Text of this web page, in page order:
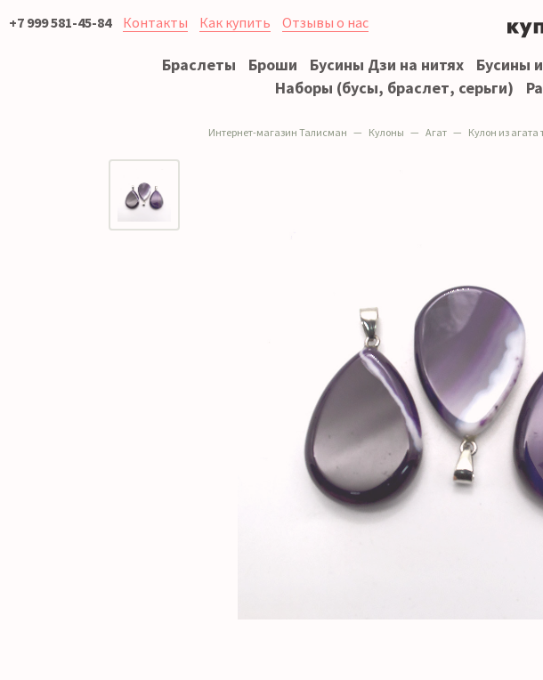
+7 999 581-45-84 Контакты Как купить Отзывы о нас
Браслеты Броши Бусины Дзи на нитях Бусины
Наборы (бусы, браслет, серьги)
Интернет-магазин Талисман Кулоны Агат Кулон из агата